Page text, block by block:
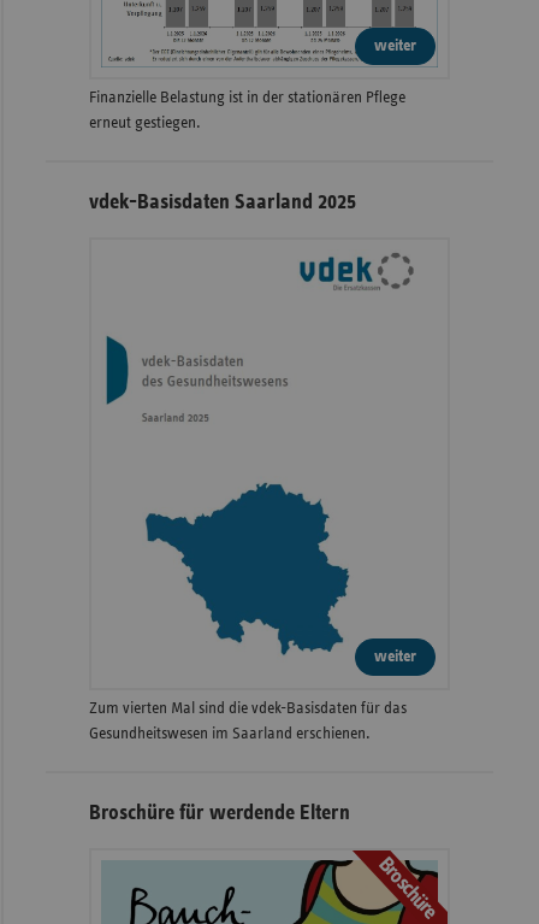
weiter
Finanzielle Belastung ist in der stationären Pflege
erneut gestiegen.
vdek-Basisdaten Saarland 2025
weiter
Zum vierten Mal sind die vdek-Basisdaten für das
Gesundheitswesen im Saarland erschienen.
Broschüre für werdende Eltern
Broschüre